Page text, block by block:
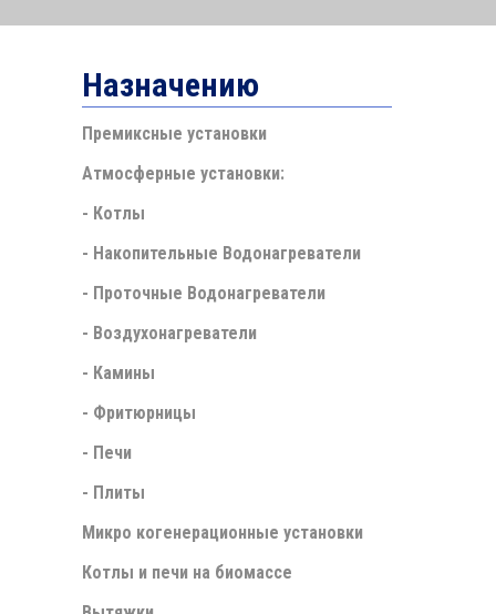
Назначению
Премиксные установки
Атмосферные установки:
- Котлы
- Накопительные Водонагреватели
- Проточные Водонагреватели
- Воздухонагреватели
- Камины
- Фритюрницы
- Печи
- Плиты
Микро когенерационные установки
Котлы и печи на биомассе